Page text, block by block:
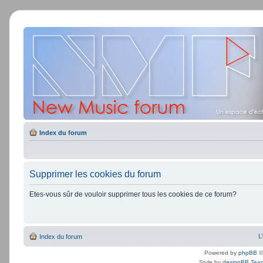
Index du forum
Supprimer les cookies du forum
Etes-vous sûr de vouloir supprimer tous les cookies de ce forum?
Index du forum
Powered by phpBB